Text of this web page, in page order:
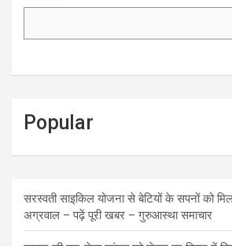
Popular
सरस्वती साइकिल योजना से बेटियों के सपनों को
अग्रवाल – पढ़ें पूरी खबर – गुरुआस्था समाचार